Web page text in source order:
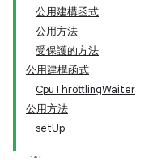
公用建構函式
公用方法
受保護的方法
公用建構函式
CpuThrottlingWaiter
公用方法
setUp